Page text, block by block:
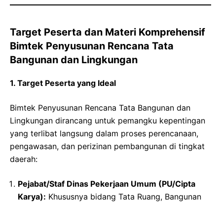
Target Peserta dan Materi Komprehensif
Bimtek Penyusunan Rencana Tata
Bangunan dan Lingkungan
1. Target Peserta yang Ideal
Bimtek Penyusunan Rencana Tata Bangunan dan
Lingkungan dirancang untuk pemangku kepentingan
yang terlibat langsung dalam proses perencanaan,
pengawasan, dan perizinan pembangunan di tingkat
daerah:
Pejabat/Staf Dinas Pekerjaan Umum (PU/Cipta
Karya): Khususnya bidang Tata Ruang, Bangunan